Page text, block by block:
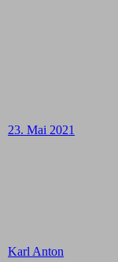
23. Mai 2021
Karl Anton